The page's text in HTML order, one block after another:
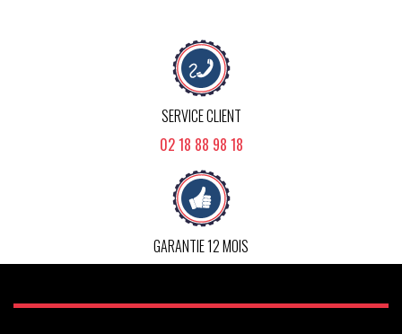
SERVICE CLIENT
02 18 88 98 18
GARANTIE 12 MOIS